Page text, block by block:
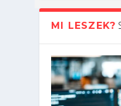
MI LESZEK?